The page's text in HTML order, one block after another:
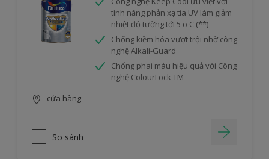
tính năng phản xạ tia UV làm giảm
nhiệt độ tường tới 5 o C (**)
Chống kiềm hóa vượt trội nhờ công
nghệ Alkali-Guard
Chống phai màu hiệu quả với Công
nghệ ColourLock TM
cửa hàng
So sánh